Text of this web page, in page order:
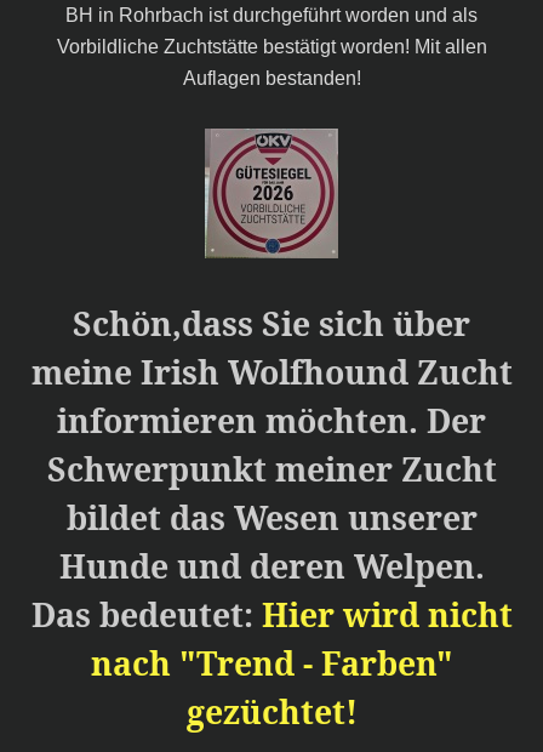
BH in Rohrbach ist durchgeführt worden und als
Vorbildliche Zuchtstätte bestätigt worden! Mit allen
Auflagen bestanden!
Schön,dass Sie sich über
meine Irish Wolfhound Zucht
informieren möchten. Der
Schwerpunkt meiner Zucht
bildet das Wesen unserer
Hunde und deren Welpen.
Das bedeutet: Hier wird nicht
nach "Trend - Farben"
gezüchtet!